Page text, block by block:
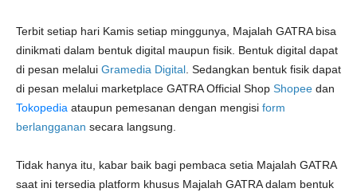
Terbit setiap hari Kamis setiap minggunya, Majalah GATRA bisa
dinikmati dalam bentuk digital maupun fisik. Bentuk digital dapat
di pesan melalui Gramedia Digital . Sedangkan bentuk fisik dapat
di pesan melalui marketplace GATRA Official Shop Shopee dan
Tokopedia ataupun pemesanan dengan mengisi form
berlangganan secara langsung.
Tidak hanya itu, kabar baik bagi pembaca setia Majalah GATRA
saat ini tersedia platform khusus Majalah GATRA dalam bentuk